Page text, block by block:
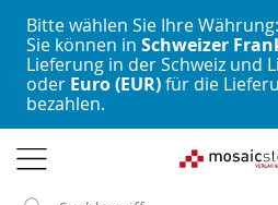
Bitte wählen Sie Ihre Währung:
Sie können in Schweizer
Lieferung in der Schweiz und
oder Euro (EUR)für die
bezahlen.
zum
Inhalt